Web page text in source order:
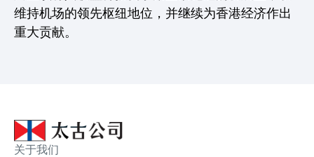
维持机场的领先枢纽地位，并继续为香港经济作出
重大贡献。
关于我们